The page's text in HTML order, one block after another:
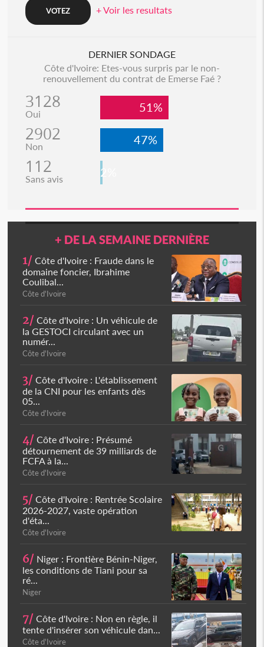
+ Voir les resultats
DERNIER SONDAGE
Côte d'Ivoire: Etes-vous surpris par le non-
renouvellement du contrat de Emerse Faé ?
3128
Oui 51%
2902
Non 47%
112
Sans avis 2%
+ DE LA SEMAINE DERNIÈRE
1/ Côte d'Ivoire : Fraude dans le
domaine foncier, Ibrahime
Coulibal...
Côte d'Ivoire
2/ Côte d'Ivoire : Un véhicule de
la GESTOCI circulant avec un
numér...
Côte d'Ivoire
3/ Côte d'Ivoire : L'établissement
de la CNI pour les enfants dès
05...
Côte d'Ivoire
4/ Côte d'Ivoire : Présumé
détournement de 39 milliards de
FCFA à la...
Côte d'Ivoire
5/ Côte d'Ivoire : Rentrée Scolaire
2026-2027, vaste opération
d'éta...
Côte d'Ivoire
6/ Niger : Frontière Bénin-Niger,
les conditions de Tiani pour sa
ré...
Niger
7/ Côte d'Ivoire : Non en règle, il
tente d'insérer son véhicule dan...
Côte d'Ivoire